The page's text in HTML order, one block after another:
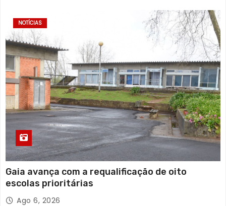
NOTÍCIAS
Gaia avança com a requalificação de oito
escolas prioritárias
Ago 6, 2026